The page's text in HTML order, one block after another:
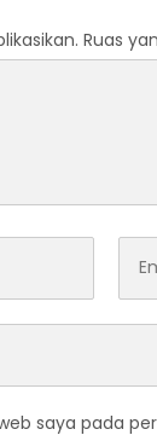
Ruas
saya pada